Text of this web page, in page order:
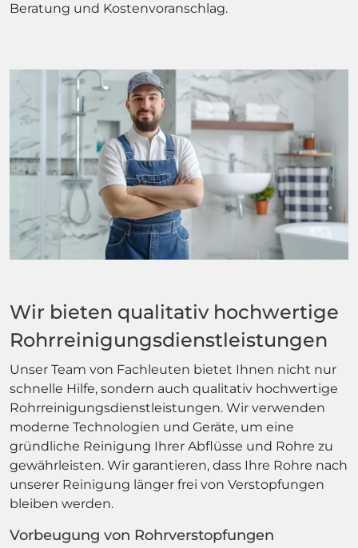
Beratung und Kostenvoranschlag.
Wir bieten qualitativ hochwertige
Rohrreinigungsdienstleistungen
Unser Team von Fachleuten bietet Ihnen nicht nur
schnelle Hilfe, sondern auch qualitativ hochwertige
Rohrreinigungsdienstleistungen. Wir verwenden
moderne Technologien und Geräte, um eine
gründliche Reinigung Ihrer Abflüsse und Rohre zu
gewährleisten. Wir garantieren, dass Ihre Rohre nach
unserer Reinigung länger frei von Verstopfungen
bleiben werden.
Vorbeugung von Rohrverstopfungen